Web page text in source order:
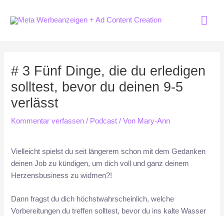
Inhalt
# 3 Fünf Dinge, die du erledigen
solltest, bevor du deinen 9-5
verlässt
Kommentar verfassen / Podcast / Von Mary-Ann
Vielleicht spielst du seit längerem schon mit dem Gedanken
deinen Job zu kündigen, um dich voll und ganz deinem
Herzensbusiness zu widmen?!
Dann fragst du dich höchstwahrscheinlich, welche
Vorbereitungen du treffen solltest, bevor du ins kalte Wasser